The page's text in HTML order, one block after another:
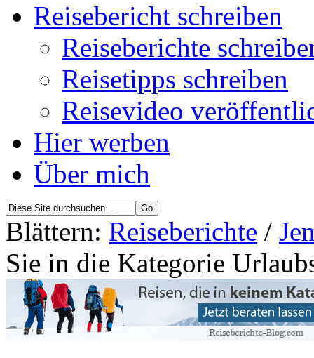
Reisebericht schreiben
Reiseberichte
Reisetipps schreiben
Reisevideo
Hier werben
Über mich
Blättern: Reiseberichte /
Sie in die Kategorie